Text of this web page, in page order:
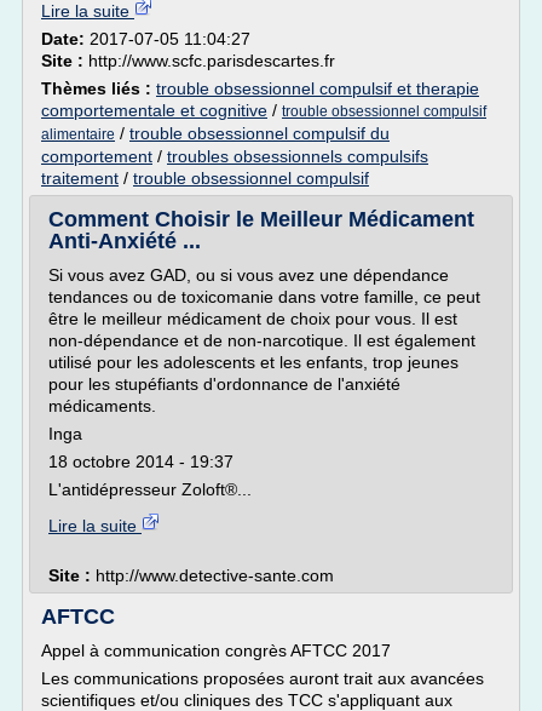
Lire la suite
Date: 2017-07-05 11:04:27
Site : http://www.scfc.parisdescartes.fr
Thèmes liés : trouble obsessionnel compulsif et therapie
comportementale et cognitive / trouble obsessionnel compulsif
alimentaire / trouble obsessionnel compulsif du
comportement / troubles obsessionnels compulsifs
traitement / trouble obsessionnel compulsif
Comment Choisir le Meilleur Médicament
Anti-Anxiété ...
Si vous avez GAD, ou si vous avez une dépendance
tendances ou de toxicomanie dans votre famille, ce peut
être le meilleur médicament de choix pour vous. Il est
non-dépendance et de non-narcotique. Il est également
utilisé pour les adolescents et les enfants, trop jeunes
pour les stupéfiants d'ordonnance de l'anxiété
médicaments.
Inga
18 octobre 2014 - 19:37
L'antidépresseur Zoloft®...
Lire la suite
Site : http://www.detective-sante.com
AFTCC
Appel à communication congrès AFTCC 2017
Les communications proposées auront trait aux avancées
scientifiques et/ou cliniques des TCC s'appliquant aux